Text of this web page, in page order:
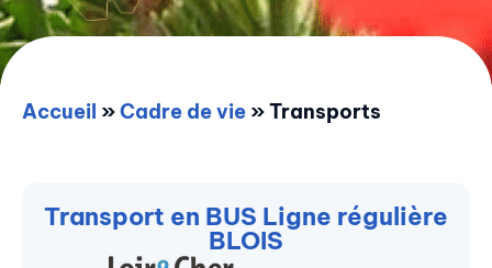
Accueil »Cadre de vie »Transports
Transport en BUS Ligne régulière
BLOIS